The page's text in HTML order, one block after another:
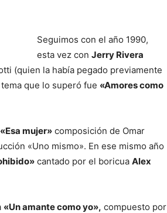
Seguimos con el año 1990,
esta vez con Jerry Rivera
(quien la había pegado previamente
que lo superó fue «Amores como
«Esa mujer» composición de Omar
«Uno mismo». En ese mismo año
cantado por el boricua Alex
«Un amante como yo», compuesto por